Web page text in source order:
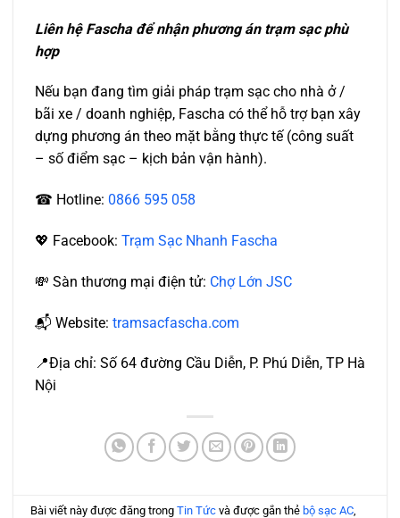
Liên hệ Fascha để nhận phương án trạm sạc phù
hợp
Nếu bạn đang tìm giải pháp trạm sạc cho nhà ở /
bãi xe / doanh nghiệp, Fascha có thể hỗ trợ bạn xây
dựng phương án theo mặt bằng thực tế (công suất
– số điểm sạc – kịch bản vận hành).
☎ Hotline: 0866 595 058
💖 Facebook: Trạm Sạc Nhanh Fascha
💸 Sàn thương mại điện tử: Chợ Lớn JSC
📬 Website: tramsacfascha.com
📍Địa chỉ: Số 64 đường Cầu Diễn, P. Phú Diễn, TP Hà
Nội
Bài viết này được đăng trongTin Tức và được gắn thẻ bộ sạc AC